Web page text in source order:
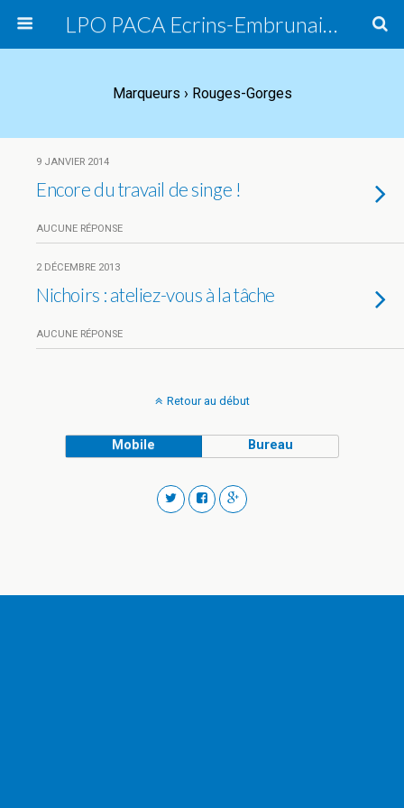
LPO PACA Ecrins-Embrunais, groupe local
Marqueurs › Rouges-Gorges
9 JANVIER 2014
Encore du travail de singe !
AUCUNE RÉPONSE
2 DÉCEMBRE 2013
Nichoirs : ateliez-vous à la tâche
AUCUNE RÉPONSE
Retour au début
Mobile Bureau